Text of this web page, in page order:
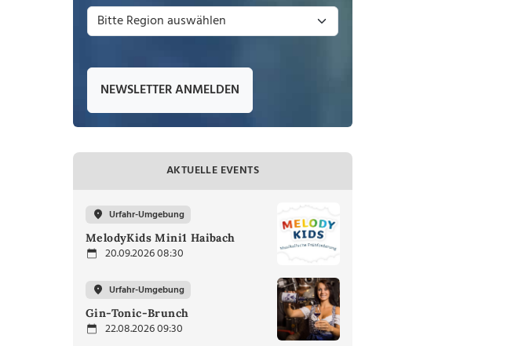
NEWSLETTER ANMELDEN
AKTUELLE EVENTS
Urfahr-Umgebung
MelodyKids Mini1 Haibach
20.09.2026 08:30
Urfahr-Umgebung
Gin-Tonic-Brunch
22.08.2026 09:30